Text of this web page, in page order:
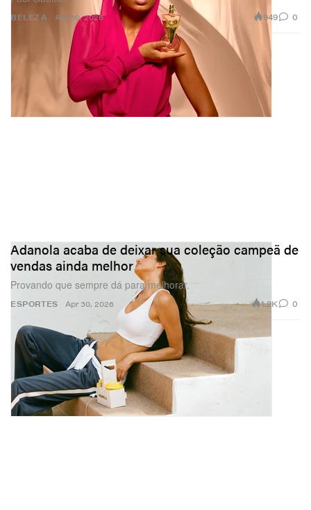
BELEZA Apr 30, 2026 949 0
ESPORTES
Adanola acaba de deixar sua coleção campeã de
vendas ainda melhor
Provando que sempre dá para melhorar.
Apr 30, 2026 1.2K 0